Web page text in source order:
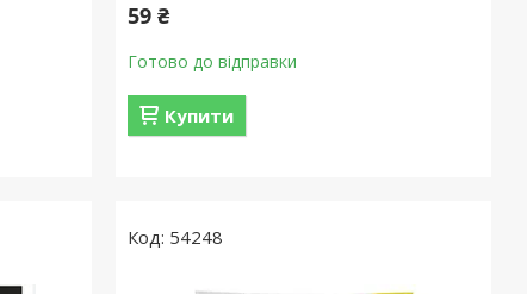
59 ₴
Готово до відправки
Купити
54248